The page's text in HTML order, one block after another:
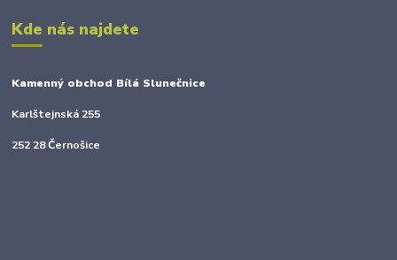
Kde nás najdete
Kamenný obchod Bílá Slunečnice
Karlštejnská 255
252 28 Černošice